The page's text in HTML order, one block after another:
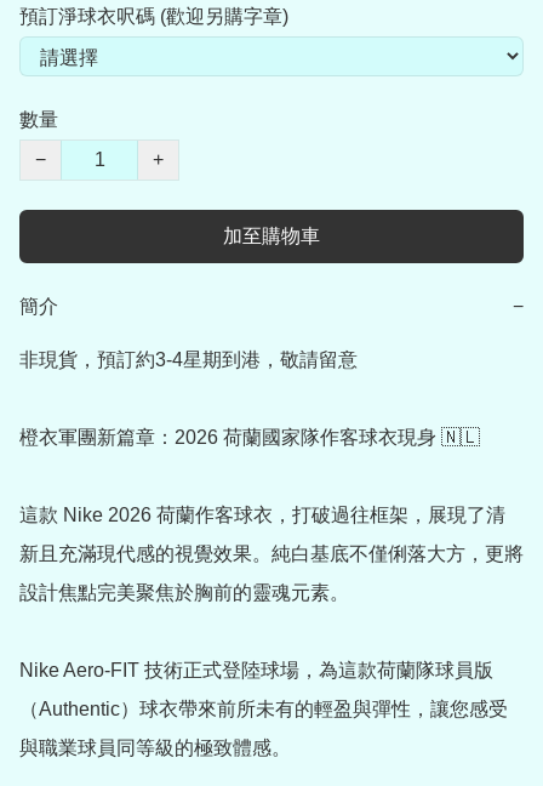
預訂淨球衣呎碼 (歡迎另購字章)
數量
−
+
加至購物車
簡介 −
非現貨，預訂約3-4星期到港，敬請留意
橙衣軍團新篇章：2026 荷蘭國家隊作客球衣現身 🇳🇱
這款 Nike 2026 荷蘭作客球衣，打破過往框架，展現了清
新且充滿現代感的視覺效果。純白基底不僅俐落大方，更將
設計焦點完美聚焦於胸前的靈魂元素。
Nike Aero-FIT 技術正式登陸球場，為這款荷蘭隊球員版
（Authentic）球衣帶來前所未有的輕盈與彈性，讓您感受
與職業球員同等級的極致體感。